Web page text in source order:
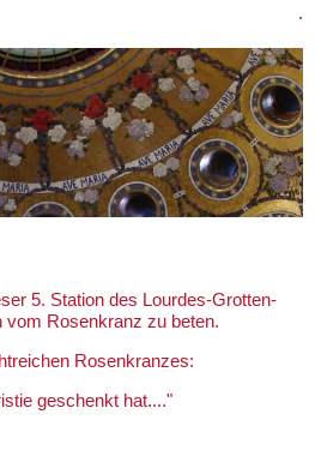
.
5. Station des Lourdes-Grotten-
Rosenkranz zu beten.
Rosenkranzes:
geschenkt hat...."